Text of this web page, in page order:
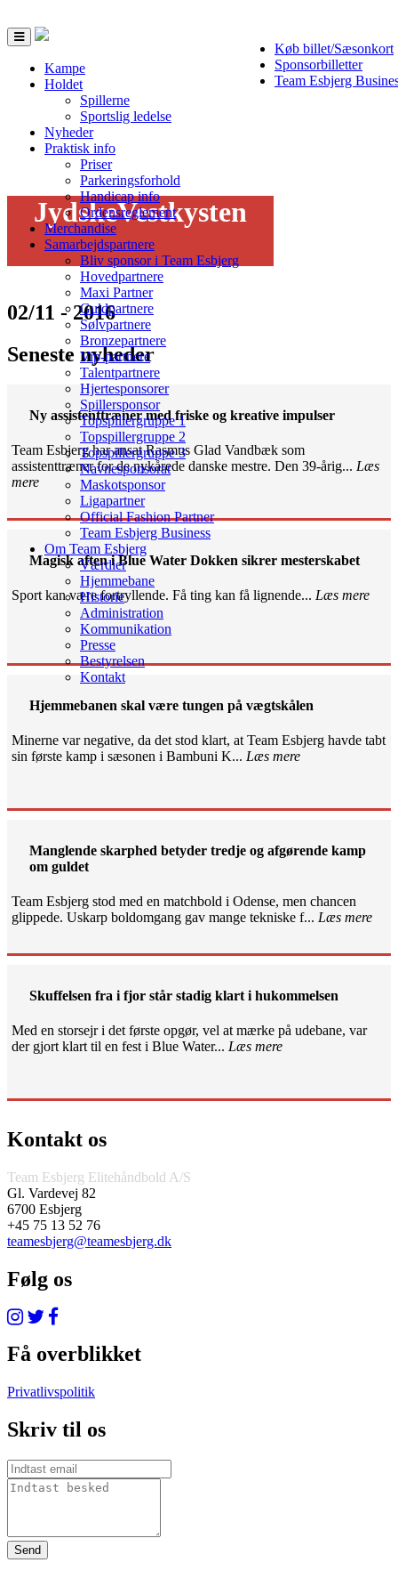
Køb billet/Sæsonkort
Sponsorbilletter
Team Esbjerg
Toggle
navigation
Kampe
Holdet
Spillerne
Sportslig ledelse
Nyheder
Praktisk info
Priser
Parkeringsforhold
Handicap info
Ordensreglement
Merchandise
Samarbejdspartnere
Bliv sponsor i Team Esbjerg
Hovedpartnere
Maxi Partner
Guldpartnere
Sølvpartnere
Bronzepartnere
Vip-partnere
Talentpartnere
Hjertesponsorer
Spillersponsor
Topspillergruppe 1
Topspillergruppe 2
Topspillergruppe 3
Navnesponsorat
Maskotsponsor
Ligapartner
Official Fashion Partner
Team Esbjerg Business
Om Team Esbjerg
Værdier
Hjemmebane
Historie
Administration
Kommunikation
Presse
Bestyrelsen
Kontakt
JydskeVestkysten
02/11 - 2016
Seneste nyheder
Ny assistenttræner med friske og kreative impulser
Team Esbjerg har ansat Rasmus Glad Vandbæk som
assistenttræner for de nykårede danske mestre. Den 39-årig... Læs
mere
Magisk aften i Blue Water Dokken sikrer mesterskabet
Sport kan være fortryllende. Få ting kan få lignende... Læs mere
Hjemmebanen skal være tungen på vægtskålen
Minerne var negative, da det stod klart, at Team Esbjerg havde tabt
sin første kamp i sæsonen i Bambuni K... Læs mere
Manglende skarphed betyder tredje og afgørende kamp
om guldet
Team Esbjerg stod med en matchbold i Odense, men chancen
glippede. Uskarp boldomgang gav mange tekniske f... Læs mere
Skuffelsen fra i fjor står stadig klart i hukommelsen
Med en storsejr i det første opgør, vel at mærke på udebane, var
der gjort klart til en fest i Blue Water... Læs mere
Kontakt os
Team Esbjerg Elitehåndbold A/S
Gl. Vardevej 82
6700 Esbjerg
+45 75 13 52 76
teamesbjerg@teamesbjerg.dk
Følg os
Få overblikket
Privatlivspolitik
Skriv til os